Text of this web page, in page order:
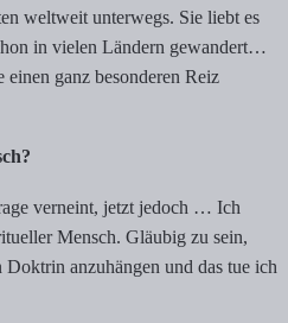
weltweit unterwegs. Sie liebt es
in vielen Ländern gewandert…
ganz besonderen Reiz
verneint, jetzt jedoch … Ich
Mensch. Gläubig zu sein,
anzuhängen und das tue ich